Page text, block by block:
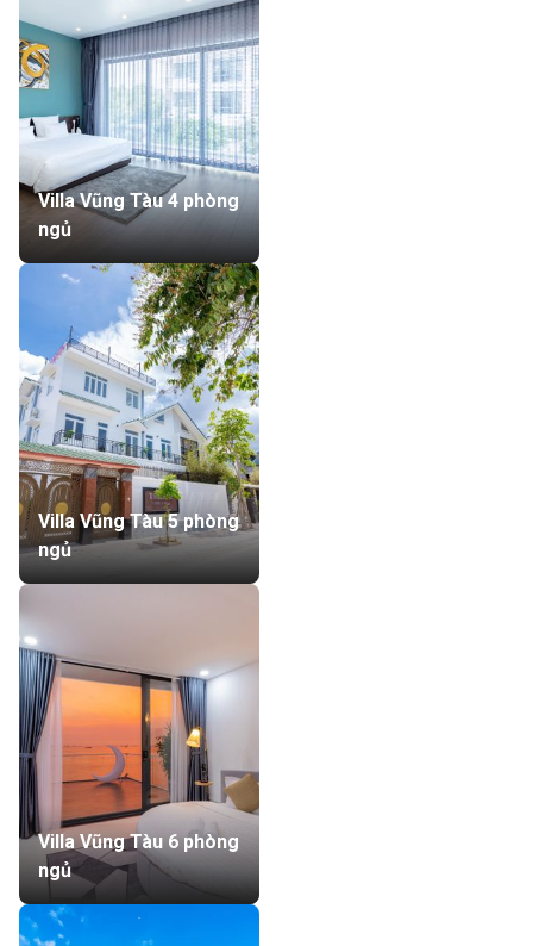
Villa Vũng Tàu 4 phòng
ngủ
Villa Vũng Tàu 5 phòng
ngủ
Villa Vũng Tàu 6 phòng
ngủ